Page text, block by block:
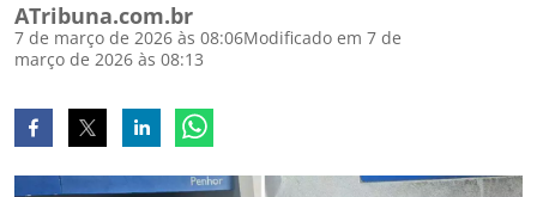
ATribuna.com.br
7 de março de 2026 às 08:06Modificado em 7 de
março de 2026 às 08:13